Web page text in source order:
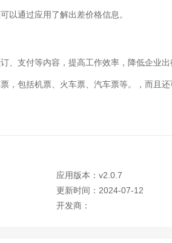
以通过应用了解出差价格信息。
、支付等内容，提高工作效率，降低企业出
，包括机票、火车票、汽车票等。，而且
应用版本：v2.0.7
更新时间：2024-07-12
开发商：